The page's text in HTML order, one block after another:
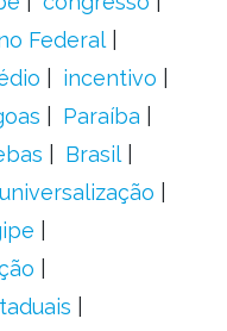
Federal
incentivo
Paraíba
Brasil
universalização